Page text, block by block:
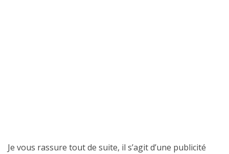
Je vous rassure tout de suite, il s’agit d’une publicité